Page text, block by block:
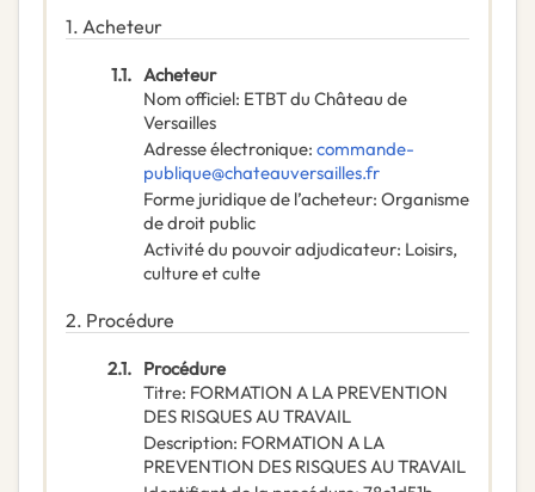
1. Acheteur
1.1. Acheteur
Nom officiel: ETBT du Château de
Versailles
Adresse électronique: commande-
publique@chateauversailles.fr
Forme juridique de l’acheteur: Organisme
de droit public
Activité du pouvoir adjudicateur: Loisirs,
culture et culte
2. Procédure
2.1. Procédure
Titre: FORMATION A LA PREVENTION
DES RISQUES AU TRAVAIL
Description: FORMATION A LA
PREVENTION DES RISQUES AU TRAVAIL